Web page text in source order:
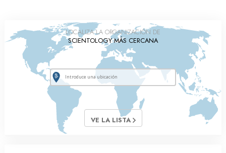
LOCALIZA LA ORGANIZACIÓN DE
SCIENTOLOGY MÁS CERCANA
VE LA LISTA